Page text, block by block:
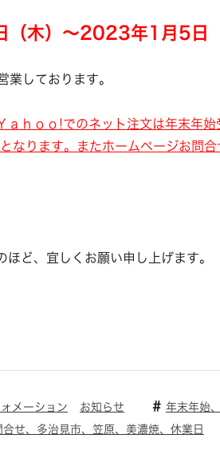
木）～2023年1月5日（
しております。
ａｈｏｏ!でのネット注文は年末年
なります。またホームページお問
ほど、宜しくお願い申し上げます。
メーション お知らせ
年末年始
せ、多治見市、笠原、美濃焼、休業日